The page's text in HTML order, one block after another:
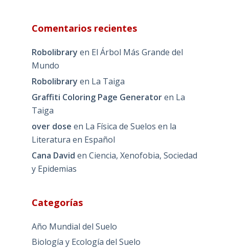
Comentarios recientes
Robolibrary en El Árbol Más Grande del
Mundo
Robolibrary en La Taiga
Graffiti Coloring Page Generatoren La
Taiga
over dose en La Física de Suelos en la
Literatura en Español
Cana David en Ciencia, Xenofobia, Sociedad
y Epidemias
Categorías
Año Mundial del Suelo
Biología y Ecología del Suelo